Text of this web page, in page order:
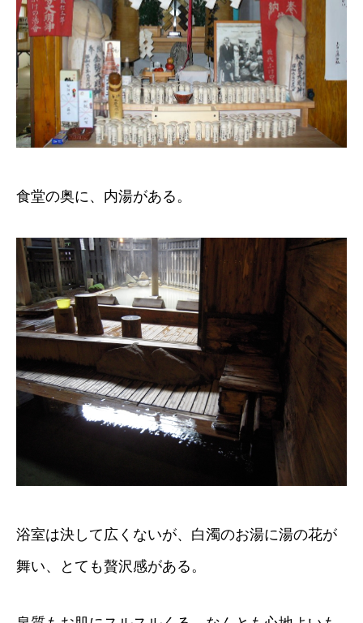
食堂の奥に、内湯がある。
浴室は決して広くないが、白濁のお湯に湯の花が
舞い、とても贅沢感がある。